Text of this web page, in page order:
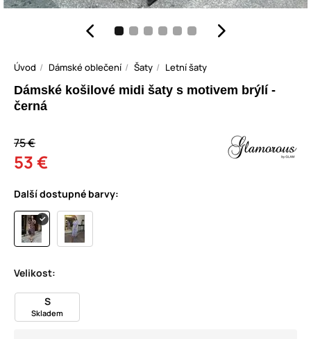
Úvod Dámské oblečení Šaty Letní šaty
Dámské košilové midi šaty s motivem brýlí -
černá
75 €
53 €
Další dostupné barvy:
Velikost:
S
Skladem